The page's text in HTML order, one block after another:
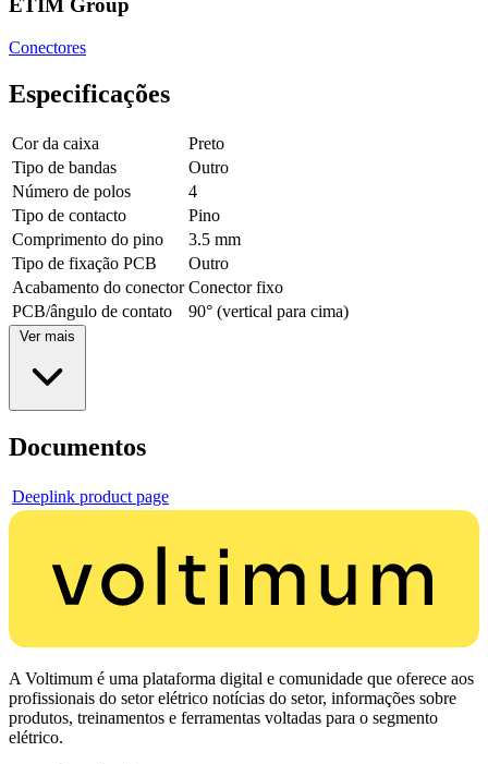
ETIM Group
Conectores
Especificações
Cor da caixa
Preto
Tipo de bandas
Outro
Número de polos
4
Tipo de contacto
Pino
Comprimento do pino
3.5 mm
Tipo de fixação PCB
Outro
Acabamento do conector Conector fixo
PCB/ângulo de contato
90° (vertical para cima)
Ver mais
Documentos
Deeplink product page
A Voltimum é uma plataforma digital e comunidade que oferece aos
profissionais do setor elétrico notícias do setor, informações sobre
produtos, treinamentos e ferramentas voltadas para o segmento
elétrico.